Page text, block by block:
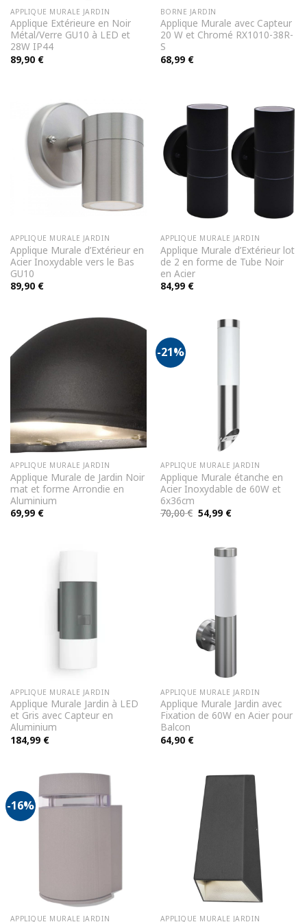
APPLIQUE MURALE JARDIN
Applique Extérieure en Noir
Métal/Verre GU10 à LED et
28W IP44
89,90 €
BORNE JARDIN
Applique Murale avec Capteur
20 W et Chromé RX1010-38R-
S
68,99 €
APPLIQUE MURALE JARDIN
Applique Murale d’Extérieur en
Acier Inoxydable vers le Bas
GU10
89,90 €
APPLIQUE MURALE JARDIN
Applique Murale d’Extérieur lot
de 2 en forme de Tube Noir
en Acier
84,99 €
APPLIQUE MURALE JARDIN
Applique Murale de Jardin Noir
mat et forme Arrondie en
Aluminium
69,99 €
-21%
APPLIQUE MURALE JARDIN
Applique Murale étanche en
Acier Inoxydable de 60W et
6x36cm
70,00€ Le
prix
70,00 €.
54,99 €Le
prix
54,99 €.
APPLIQUE MURALE JARDIN
Applique Murale Jardin à LED
et Gris avec Capteur en
Aluminium
184,99 €
APPLIQUE MURALE JARDIN
Applique Murale Jardin avec
Fixation de 60W en Acier pour
Balcon
64,90 €
-16%
APPLIQUE MURALE JARDIN APPLIQUE MURALE JARDIN